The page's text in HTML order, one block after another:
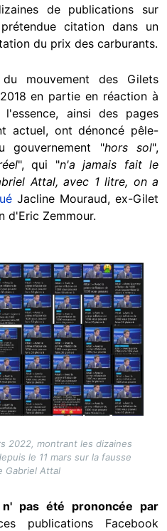
de publications sur
citation dans un
du prix des carburants.
mouvement des Gilets
en partie en réaction à
ainsi des pages
actuel, ont dénoncé pêle-
gouvernement "hors sol",
", qui "n'a jamais fait le
Attal, avec 1 litre, on a
Jacline Mouraud, ex-Gilet
d'Eric Zemmour.
2022, montrant les dizaines
le 11 mars sur la fausse
Gabriel Attal
pas été prononcée par
publications Facebook